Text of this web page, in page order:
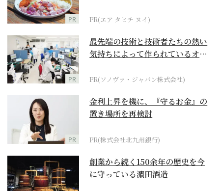
PR PR(エア タヒチ ヌイ)
PR
最先端の技術と技術者たちの熱い
気持ちによって作られているオー
PR(ソノヴァ・ジャパン株式会社)
PR
金利上昇を機に、『守るお金』の
置き場所を再検討
PR(株式会社北九州銀行)
創業から続く150余年の歴史を今
に守っている濵田酒造